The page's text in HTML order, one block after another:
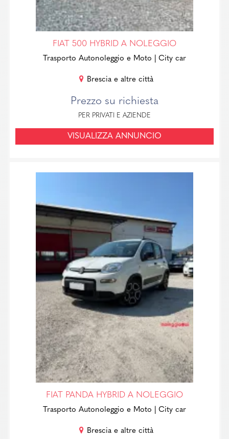
FIAT 500 HYBRID A NOLEGGIO
Trasporto Autonoleggio e Moto | City car
Brescia e altre città
Prezzo su richiesta
PER PRIVATI E AZIENDE
VISUALIZZA ANNUNCIO
FIAT PANDA HYBRID A NOLEGGIO
Trasporto Autonoleggio e Moto | City car
Brescia e altre città